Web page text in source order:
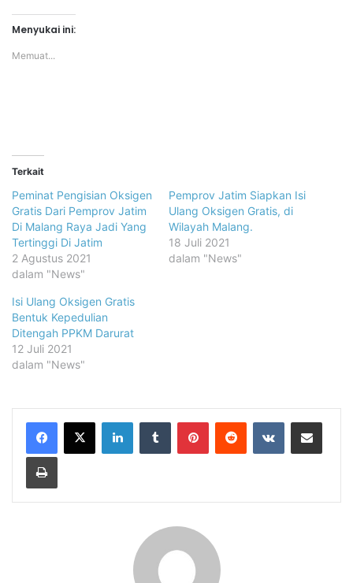
Menyukai ini:
Memuat...
Terkait
Peminat Pengisian Oksigen
Gratis Dari Pemprov Jatim
Di Malang Raya Jadi Yang
Tertinggi Di Jatim
2 Agustus 2021
dalam "News"
Pemprov Jatim Siapkan Isi
Ulang Oksigen Gratis, di
Wilayah Malang.
18 Juli 2021
dalam "News"
Isi Ulang Oksigen Gratis
Bentuk Kepedulian
Ditengah PPKM Darurat
12 Juli 2021
dalam "News"
LinkedInTumblr PinterestReddit VKontakteShare via Email
Print